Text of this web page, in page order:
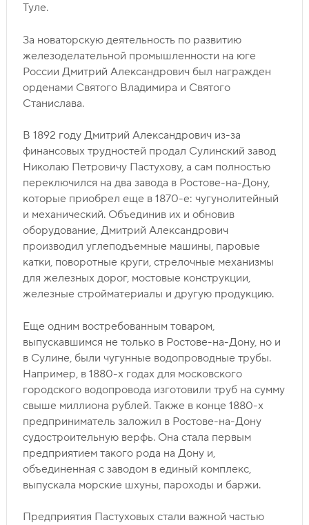
Туле.
За новаторскую деятельность по развитию
железоделательной промышленности на юге
России Дмитрий Александрович был награжден
орденами Святого Владимира и Святого
Станислава.
В 1892 году Дмитрий Александрович из-за
финансовых трудностей продал Сулинский завод
Николаю Петровичу Пастухову, а сам полностью
переключился на два завода в Ростове-на-Дону,
которые приобрел еще в 1870-е: чугунолитейный
и механический. Объединив их и обновив
оборудование, Дмитрий Александрович
производил углеподъемные машины, паровые
катки, поворотные круги, стрелочные механизмы
для железных дорог, мостовые конструкции,
железные стройматериалы и другую продукцию.
Еще одним востребованным товаром,
выпускавшимся не только в Ростове-на-Дону, но и
в Сулине, были чугунные водопроводные трубы.
Например, в 1880-х годах для московского
городского водопровода изготовили труб на сумму
свыше миллиона рублей. Также в конце 1880-х
предприниматель заложил в Ростове-на-Дону
судостроительную верфь. Она стала первым
предприятием такого рода на Дону и,
объединенная с заводом в единый комплекс,
выпускала морские шхуны, пароходы и баржи.
Предприятия Пастуховых стали важной частью